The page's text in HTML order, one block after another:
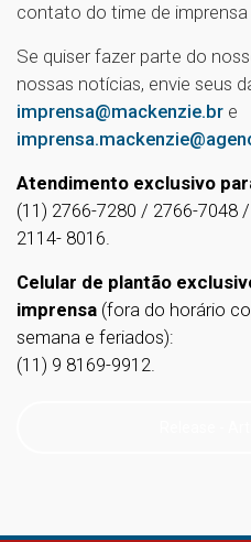
contato do time de imprensa
Se quiser fazer parte do
nossas notícias, envie seus
imprensa@mackenzie.br e
Atendimento exclusivo
(11) 2766-7280 / 2766-7048
2114- 8016.
Celular de plantão
imprensa (fora do horário
semana e feriados):
(11) 9 8169-9912.